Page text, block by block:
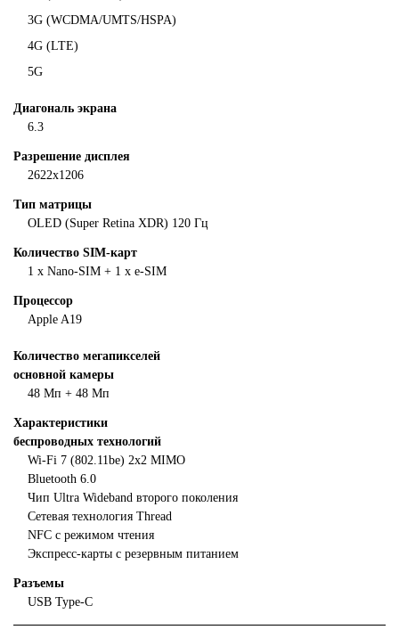
3G (WCDMA/UMTS/HSPA)
4G (LTE)
5G
Диагональ экрана
6.3
Разрешение дисплея
2622x1206
Тип матрицы
OLED (Super Retina XDR) 120 Гц
Количество SIM-карт
1 x Nano-SIM + 1 x e-SIM
Процеcсор
Apple A19
Количество мегапикселей
основной камеры
48 Мп + 48 Мп
Характеристики
беспроводных технологий
Wi‑Fi 7 (802.11be) 2x2 MIMO
Bluetooth 6.0
Чип Ultra Wideband второго поколения
Сетевая технология Thread
NFC с режимом чтения
Экспресс-карты с резервным питанием
Разъемы
USB Type-C